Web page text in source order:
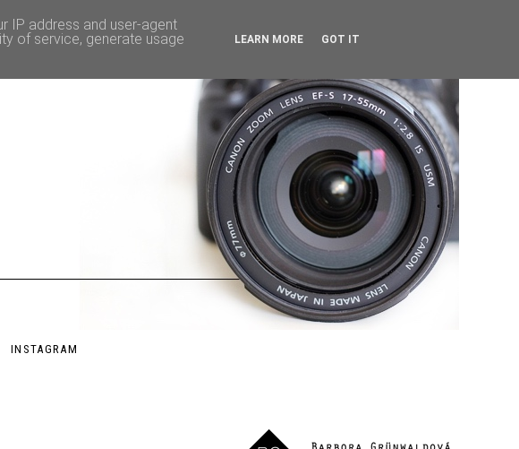
INSTAGRAM
IP address and user-agent
of service, generate usage
LEARN MORE GOT IT